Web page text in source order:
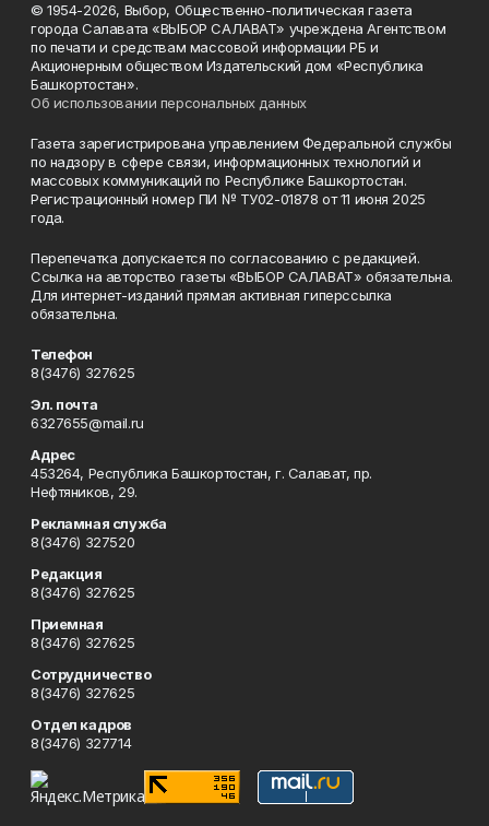
© 1954-2026, Выбор, Общественно-политическая газета
города Салавата «ВЫБОР САЛАВАТ» учреждена Агентством
по печати и средствам массовой информации РБ и
Акционерным обществом Издательский дом «Республика
Башкортостан».
Об использовании персональных данных
Газета зарегистрирована управлением Федеральной службы
по надзору в сфере связи, информационных технологий и
массовых коммуникаций по Республике Башкортостан.
Регистрационный номер ПИ № ТУ02-01878 от 11 июня 2025
года.
Перепечатка допускается по согласованию с редакцией.
Ссылка на авторство газеты «ВЫБОР САЛАВАТ» обязательна.
Для интернет-изданий прямая активная гиперссылка
обязательна.
Телефон
8(3476) 327625
Эл. почта
6327655@mail.ru
Адрес
453264, Республика Башкортостан, г. Салават, пр.
Нефтяников, 29.
Рекламная служба
8(3476) 327520
Редакция
8(3476) 327625
Приемная
8(3476) 327625
Сотрудничество
8(3476) 327625
Отдел кадров
8(3476) 327714